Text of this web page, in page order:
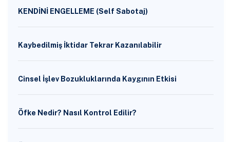
KENDİNİ ENGELLEME (Self Sabotaj)
Kaybedilmiş İktidar Tekrar Kazanılabilir
Cinsel İşlev Bozukluklarında Kaygının Etkisi
Öfke Nedir? Nasıl Kontrol Edilir?